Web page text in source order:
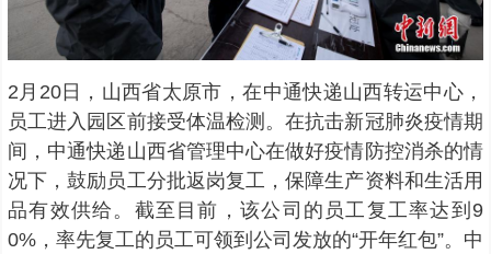
2月20日，山西省太原市，在中通快递山西转运中心，
员工进入园区前接受体温检测。在抗击新冠肺炎疫情期
间，中通快递山西省管理中心在做好疫情防控消杀的情
况下，鼓励员工分批返岗复工，保障生产资料和生活用
品有效供给。截至目前，该公司的员工复工率达到9
0%，率先复工的员工可领到公司发放的“开年红包”。中